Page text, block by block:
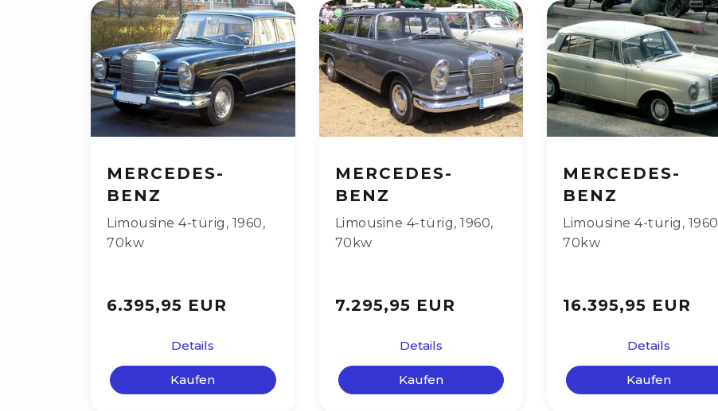
MERCEDES-
BENZ
Limousine 4-türig , 1960,
70kw
6.395,95 EUR
Details
Kaufen
MERCEDES-
BENZ
Limousine 4-türig, 1960,
70kw
7.295,95 EUR
Details
Kaufen
MERCEDES-
BENZ
Limousine 4-türig , 1960
70kw
16.395,95 EUR
Details
Kaufen